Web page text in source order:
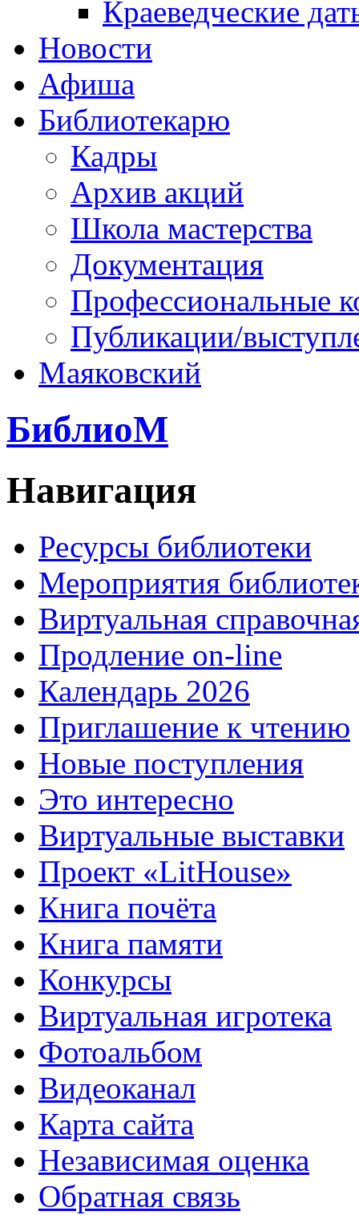
Краеведческие
Новости
Афиша
Библиотекарю
Кадры
Архив акций
Школа мастерства
Документация
Профессиональные
Публикации/
Маяковский
БиблиоМ
Навигация
Ресурсы библиотеки
Мероприятия
Виртуальная
Продление on-line
Календарь 2026
Приглашение к чтению
Новые поступления
Это интересно
Виртуальные выставки
Проект «LitHouse»
Книга почёта
Книга памяти
Конкурсы
Виртуальная игротека
Фотоальбом
Видеоканал
Карта сайта
Независимая оценка
Обратная связь